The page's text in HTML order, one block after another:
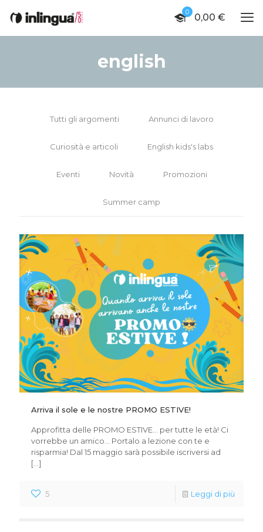
0 0,00 €
english
Tutti gli argomenti Annunci di lavoro
Curiosità e articoli English kids's labs
Eventi Novità Promozioni
Summer camp
Arriva il sole e le nostre PROMO ESTIVE!
Approfitta delle PROMO ESTIVE… per tutte le età! Ci
vorrebbe un amico… Portalo a lezione con te e
risparmia! Dal 15 maggio sarà possibile iscriversi ad
[…]
5 Leggi di più